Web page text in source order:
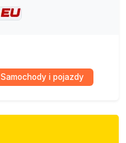
Samochody i pojazdy